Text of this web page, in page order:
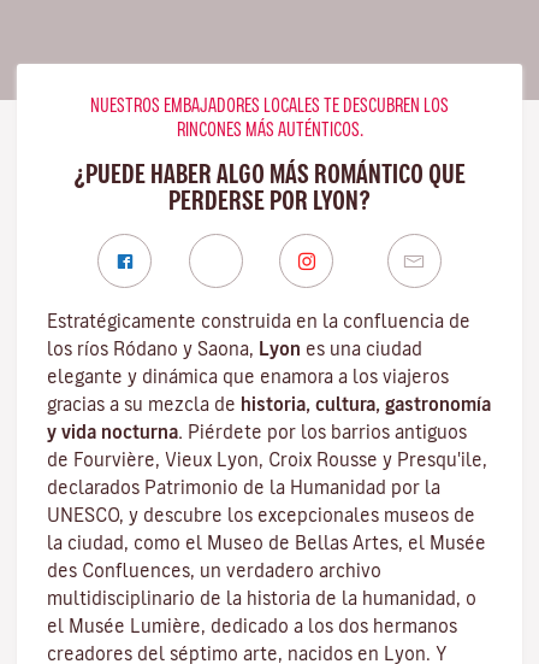
NUESTROS EMBAJADORES LOCALES TE DESCUBREN LOS
RINCONES MÁS AUTÉNTICOS.
¿PUEDE HABER ALGO MÁS ROMÁNTICO QUE
PERDERSE POR LYON?
Estratégicamente construida en la confluencia de
los ríos Ródano y Saona, Lyon es una ciudad
elegante y dinámica que enamora a los viajeros
gracias a su mezcla de historia, cultura, gastronomía
y vida nocturna. Piérdete por los barrios antiguos
de Fourvière, Vieux Lyon, Croix Rousse y Presqu'ile,
declarados Patrimonio de la Humanidad por la
UNESCO, y descubre los excepcionales museos de
la ciudad , como el Museo de Bellas Artes, el Musée
des Confluences, un verdadero archivo
multidisciplinario de la historia de la humanidad, o
el Musée Lumière, dedicado a los dos hermanos
creadores del séptimo arte, nacidos en Lyon. Y